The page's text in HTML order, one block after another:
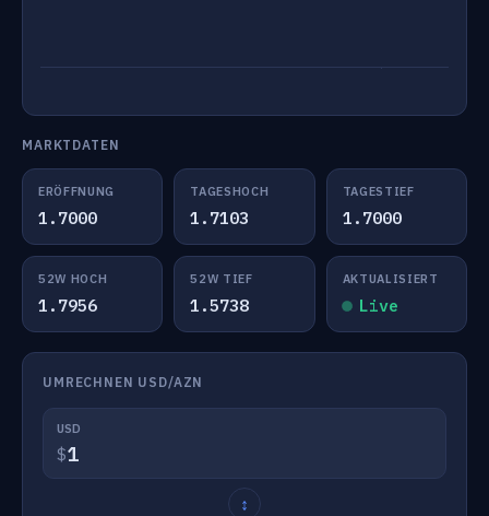
MARKTDATEN
ERÖFFNUNG
1.7000
TAGESHOCH
1.7103
TAGESTIEF
1.7000
52W HOCH
1.7956
52W TIEF
1.5738
AKTUALISIERT
Live
UMRECHNEN USD/AZN
USD
$
↕